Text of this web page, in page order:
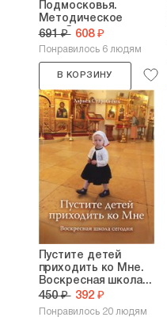
Подмосковья.
Методическое
пособие для...
691 ₽ 608 ₽
Понравилось 6 людям
В КОРЗИНУ
Пустите детей
приходить ко Мне.
Воскресная школа...
450 ₽ 392 ₽
Понравилось 20 людям